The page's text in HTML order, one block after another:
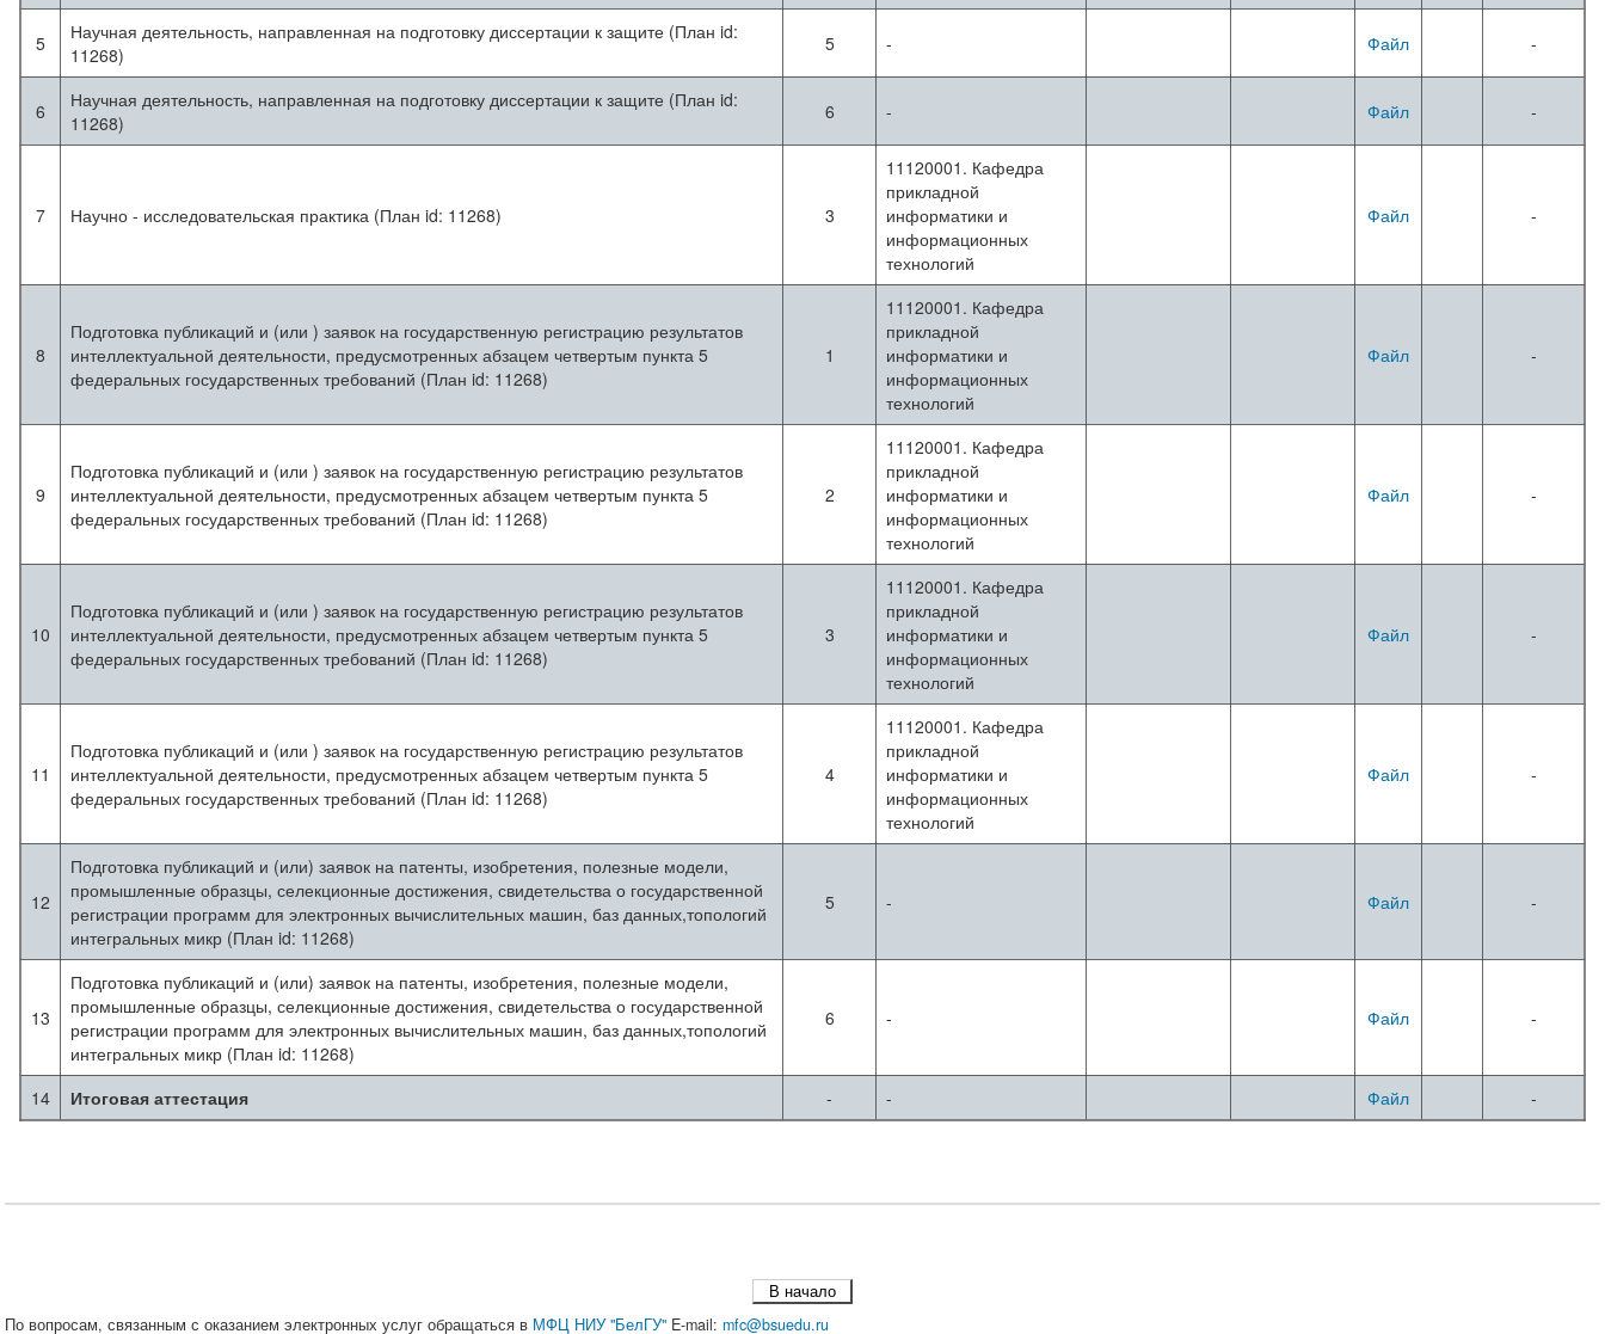
5
Научная деятельность, направленная на подготовку диссертации к защите (План id:
11268)
5 - Файл -
6
Научная деятельность, направленная на подготовку диссертации к защите (План id:
11268)
6 - Файл -
7 Научно - исследовательская практика (План id: 11268) 3
11120001. Кафедра
прикладной
информатики и
информационных
технологий
Файл -
8
Подготовка публикаций и (или ) заявок на государственную регистрацию результатов
интеллектуальной деятельности, предусмотренных абзацем четвертым пункта 5
федеральных государственных требований (План id: 11268)
1
11120001. Кафедра
прикладной
информатики и
информационных
технологий
Файл -
9
Подготовка публикаций и (или ) заявок на государственную регистрацию результатов
интеллектуальной деятельности, предусмотренных абзацем четвертым пункта 5
федеральных государственных требований (План id: 11268)
2
11120001. Кафедра
прикладной
информатики и
информационных
технологий
Файл -
10
Подготовка публикаций и (или ) заявок на государственную регистрацию результатов
интеллектуальной деятельности, предусмотренных абзацем четвертым пункта 5
федеральных государственных требований (План id: 11268)
3
11120001. Кафедра
прикладной
информатики и
информационных
технологий
Файл -
11
Подготовка публикаций и (или ) заявок на государственную регистрацию результатов
интеллектуальной деятельности, предусмотренных абзацем четвертым пункта 5
федеральных государственных требований (План id: 11268)
4
11120001. Кафедра
прикладной
информатики и
информационных
технологий
Файл -
12
Подготовка публикаций и (или) заявок на патенты, изобретения, полезные модели,
промышленные образцы, селекционные достижения, свидетельства о государственной
регистрации программ для электронных вычислительных машин, баз данных,топологий
интегральных микр (План id: 11268)
5 - Файл -
13
Подготовка публикаций и (или) заявок на патенты, изобретения, полезные модели,
промышленные образцы, селекционные достижения, свидетельства о государственной
регистрации программ для электронных вычислительных машин, баз данных,топологий
интегральных микр (План id: 11268)
6 - Файл -
14 Итоговая аттестация - - Файл -
В начало
По вопросам, связанным с оказанием электронных услуг обращаться в МФЦ НИУ "БелГУ" E-mail: mfc@bsuedu.ru